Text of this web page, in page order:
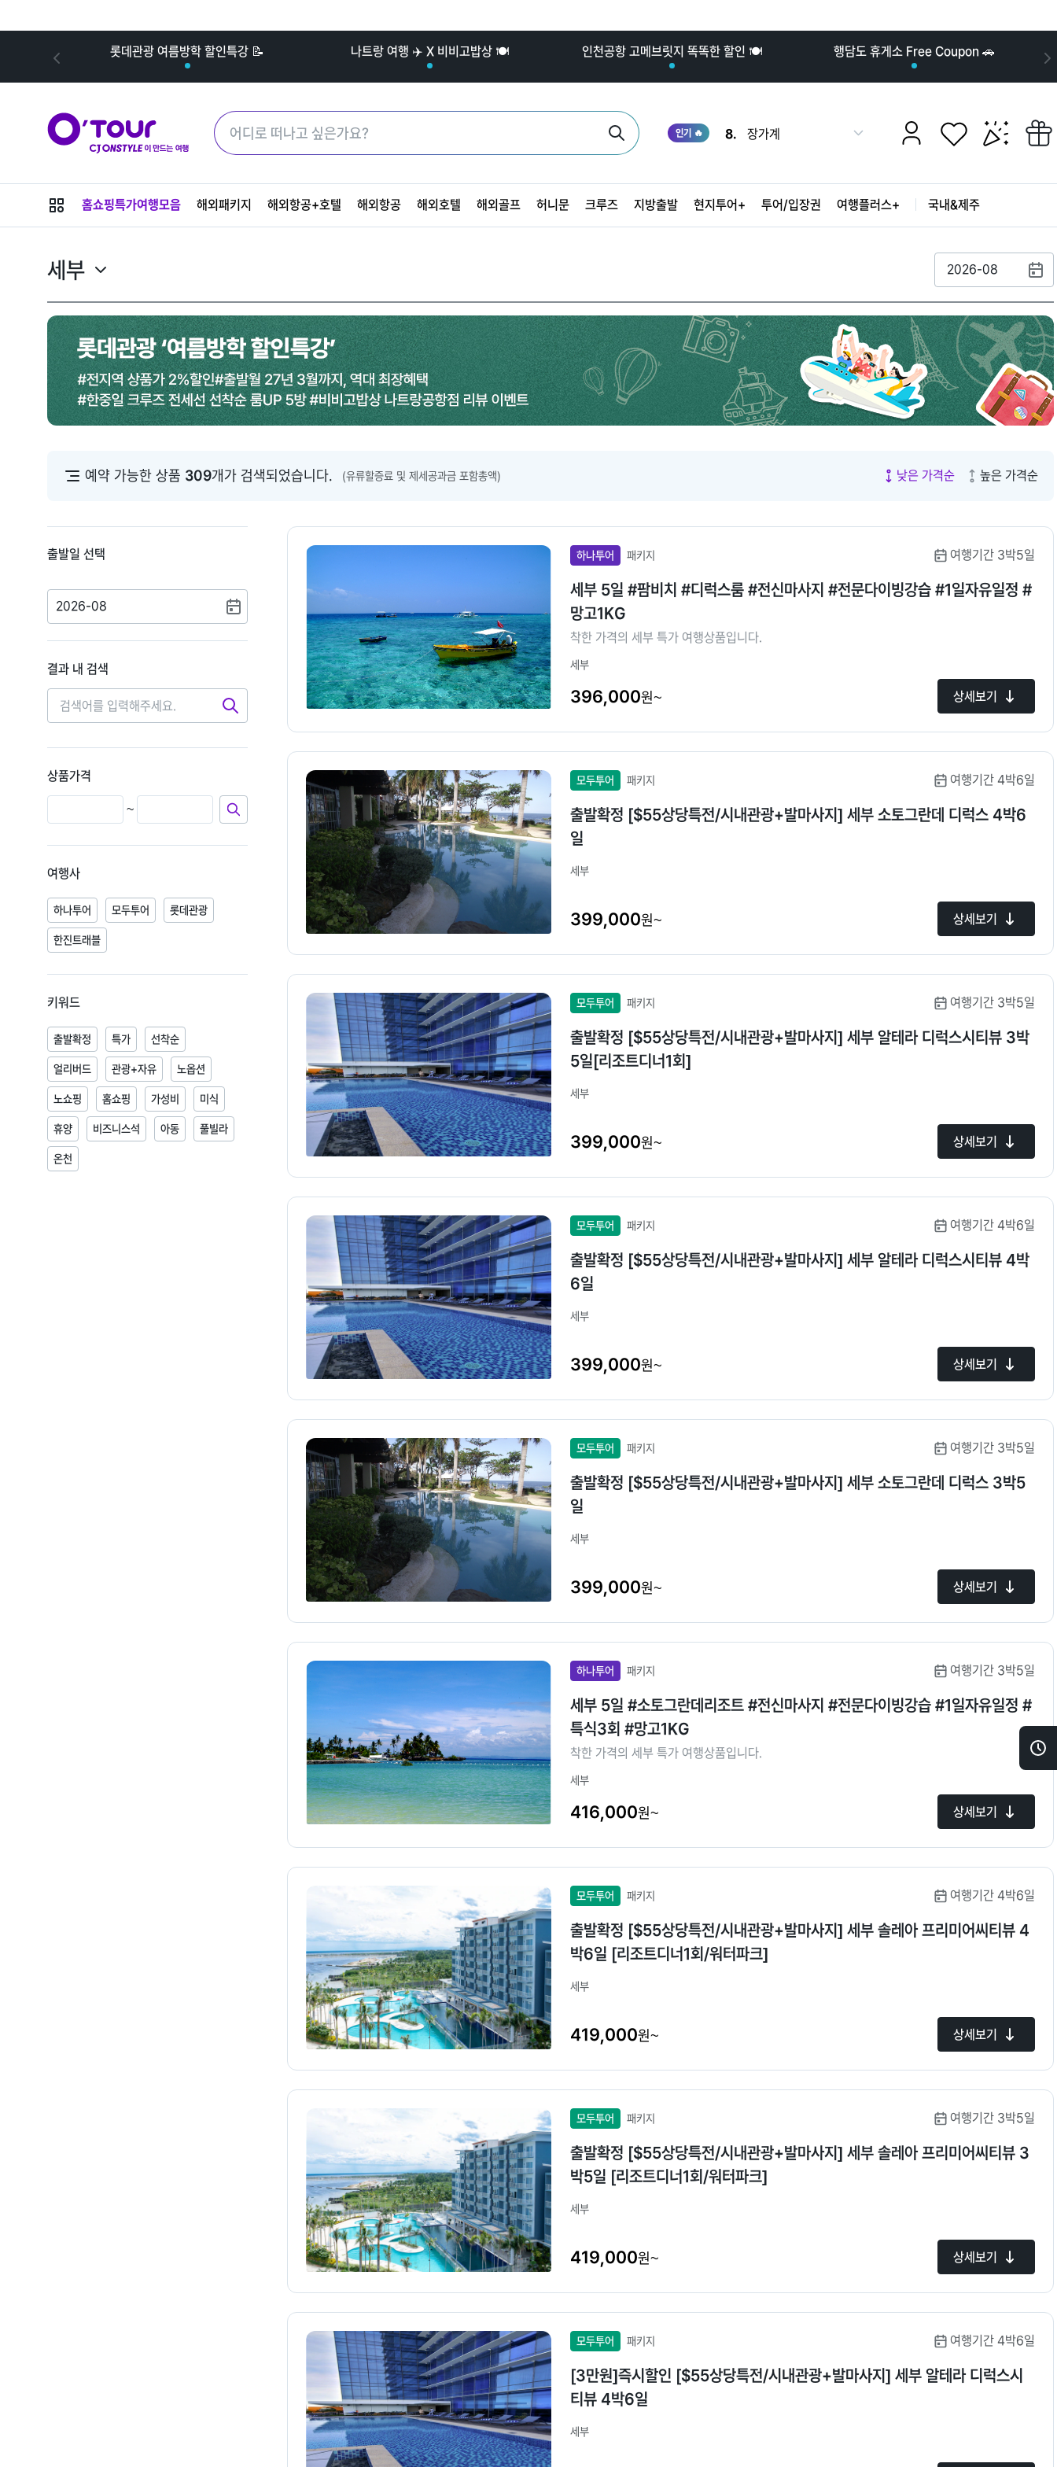
롯데관광 여름방학 할인특강 📝 나트랑 여행 ✈️ X 비비고밥상 🍽️ 인천공항 고메브릿지 똑똑한 할인 🍽️ 행담도 휴게소 Free Coupon 🚗
인기 🔥
4.
푸꾸옥
5.
6.
후쿠오카
9.
오사카
3.
도쿄
4.
푸꾸옥
8.
장가계
9.
오사카
10.
발리
메
뉴
튼
홈쇼핑특가여행모음 해외패키지 해외항공+호텔 해외항공 해외호텔 해외골프 허니문 크루즈 지방출발 현지투어+ 투어/입장권 여행플러스+ 국내&제주
최
세부 2026-08
예약 가능한 상품 309개가 검색되었습니다. (유류할증료 및 제세공과금 포함총액) 낮은 가격순 높은 가격순
출발일 선택
2026-08
결과 내 검색
검
색
상품가격
~
여행사
하나투어 모두투어 롯데관광
한진트래블
키워드
출발확정 특가 선착순
얼리버드 관광+자유 노옵션
노쇼핑 홈쇼핑 가성비 미식
휴양 비즈니스석 아동 풀빌라
온천
하나투어 패키지 여행기간 3박5일
세부 5일 #팜비치 #디럭스룸 #전신마사지 #전문다이빙강습 #1일자유일정 #
망고1KG
착한 가격의 세부 특가 여행상품입니다.
세부
396,000원~ 상세보기
모두투어 패키지 여행기간 4박6일
출발확정 [$55상당특전/시내관광+발마사지] 세부 소토그란데 디럭스 4박6
일
세부
399,000원~ 상세보기
모두투어 패키지 여행기간 3박5일
출발확정 [$55상당특전/시내관광+발마사지] 세부 알테라 디럭스시티뷰 3박
5일[리조트디너1회]
세부
399,000원~ 상세보기
모두투어 패키지 여행기간 4박6일
출발확정 [$55상당특전/시내관광+발마사지] 세부 알테라 디럭스시티뷰 4박
6일
세부
399,000원~ 상세보기
모두투어 패키지 여행기간 3박5일
출발확정 [$55상당특전/시내관광+발마사지] 세부 소토그란데 디럭스 3박5
일
세부
399,000원~ 상세보기
하나투어 패키지 여행기간 3박5일
세부 5일 #소토그란데리조트 #전신마사지 #전문다이빙강습 #1일자유일정 #
특식3회 #망고1KG
착한 가격의 세부 특가 여행상품입니다.
세부
416,000원~ 상세보기
모두투어 패키지 여행기간 4박6일
출발확정 [$55상당특전/시내관광+발마사지] 세부 솔레아 프리미어씨티뷰 4
박6일 [리조트디너1회/워터파크]
세부
419,000원~ 상세보기
모두투어 패키지 여행기간 3박5일
출발확정 [$55상당특전/시내관광+발마사지] 세부 솔레아 프리미어씨티뷰 3
박5일 [리조트디너1회/워터파크]
세부
419,000원~ 상세보기
모두투어 패키지 여행기간 4박6일
[3만원]즉시할인 [$55상당특전/시내관광+발마사지] 세부 알테라 디럭스시
티뷰 4박6일
세부